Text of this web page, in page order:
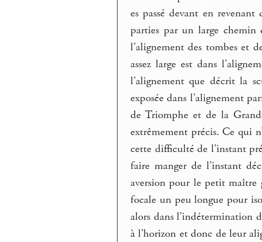
es passé devant en
parties par un large
l’alignement des tombes et
assez large est dans
l’alignement que décrit la
exposée dans l’alignement
de Triomphe et de la
extrêmement précis. Ce qui
cette difficulté de l’instant
faire manger de l’instant
aversion pour le petit maître
focale un peu longue pour
alors dans l’indétermination
à l’horizon et donc de leur